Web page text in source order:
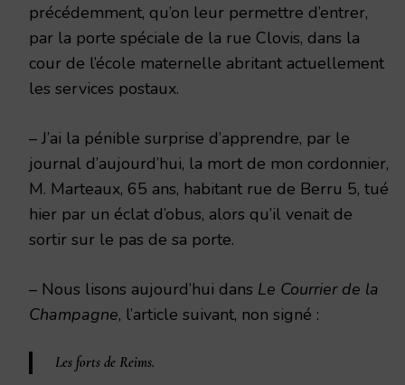
précédemment, qu’on leur permettre d’entrer,
par la porte spéciale de la rue Clovis, dans la
cour de l’école maternelle abritant actuellement
les services postaux.
– J’ai la pénible surprise d’apprendre, par le
journal d’aujourd’hui, la mort de mon cordonnier,
M. Marteaux, 65 ans, habitant rue de Berru 5, tué
hier par un éclat d’obus, alors qu’il venait de
sortir sur le pas de sa porte.
– Nous lisons aujourd’hui dans Le Courrier de la
Champagne, l’article suivant, non signé :
Les forts de Reims.